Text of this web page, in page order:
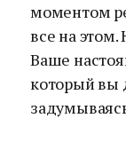
моментом
все на этом.
Ваше
который вы